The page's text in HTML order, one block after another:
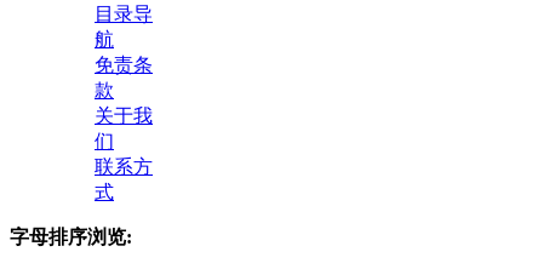
目录导
航
免责条
款
关于我
们
联系方
式
字母排序浏览: